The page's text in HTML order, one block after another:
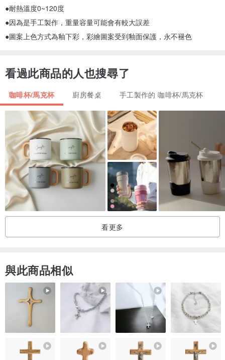
●耐熱溫度0~120度
●因為是手工製作，重量容量可能會有較大誤差
●圖案上色方式為釉下彩，彩繪圖案受到釉面保護，永不褪色
看過此商品的人也搜尋了
咖啡杯/馬克杯 廚房餐桌 手工製作的 咖啡杯/馬克杯
看更多
與此商品相似